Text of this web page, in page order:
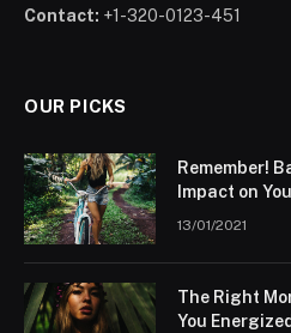
Contact: +1-320-0123-451
OUR PICKS
Remember!
Impact on
13/01/2021
The Right
You